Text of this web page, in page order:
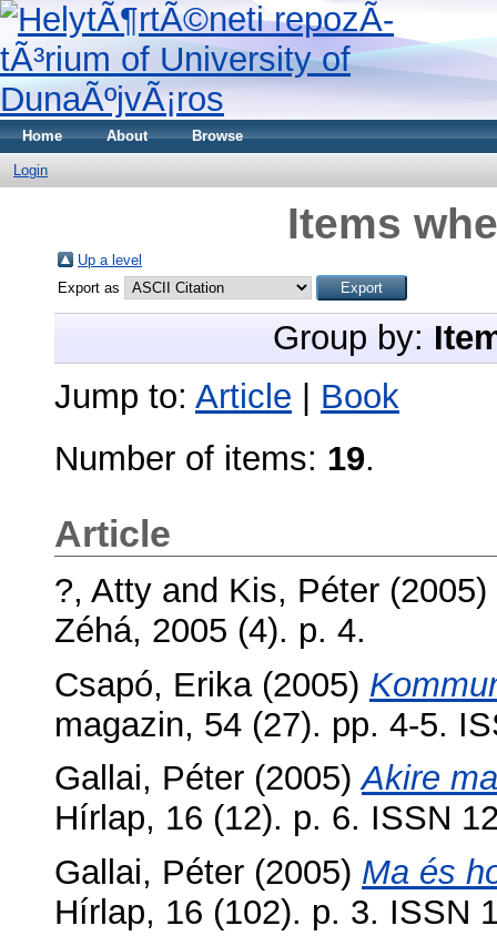
Home About Browse
Login
Items
Up a level
Export as
Group by:
Jump to: Article
Book
Number of items: 19.
Article
?, Atty and Kis, Péter (2005)
Zéhá, 2005 (4). p. 4.
Csapó, Erika(2005)
magazin, 54 (27). pp. 4-5.
Gallai, Péter (2005)Akire
Hírlap, 16 (12). p. 6. ISSN
Gallai, Péter (2005) Ma és
Hírlap, 16 (102). p. 3. ISSN